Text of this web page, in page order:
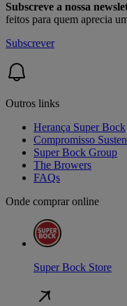
Subscreve a nossa
feitos para quem aprecia
Subscrever
Outros links
Herança Super Bock
Compromisso
Super Bock Group
The Browers
FAQs
Onde comprar online
Super Bock Store